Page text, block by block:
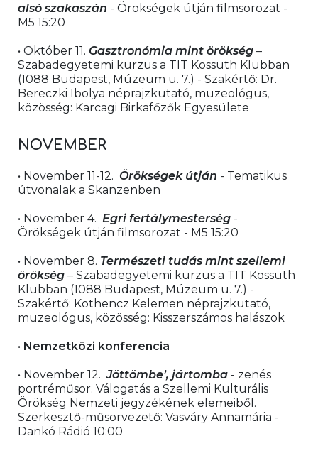
alsó szakaszán - Örökségek útján filmsorozat -
M5 15:20
• Október 11. Gasztronómia mint örökség –
Szabadegyetemi kurzus a TIT Kossuth Klubban
(1088 Budapest, Múzeum u. 7.) - Szakértő: Dr.
Bereczki Ibolya néprajzkutató, muzeológus,
közösség: Karcagi Birkafőzők Egyesülete
NOVEMBER
• November 11-12. Örökségek útján - Tematikus
útvonalak a Skanzenben
• November 4. Egri fertálymesterség -
Örökségek útján filmsorozat - M5 15:20
• November 8. Természeti tudás mint szellemi
örökség – Szabadegyetemi kurzus a TIT Kossuth
Klubban (1088 Budapest, Múzeum u. 7.) -
Szakértő: Kothencz Kelemen néprajzkutató,
muzeológus, közösség: Kisszerszámos halászok
• Nemzetközi konferencia
• November 12. Jöttömbe’, jártomba - zenés
portréműsor. Válogatás a Szellemi Kulturális
Örökség Nemzeti jegyzékének elemeiből.
Szerkesztő-műsorvezető: Vasváry Annamária -
Dankó Rádió 10:00